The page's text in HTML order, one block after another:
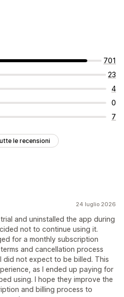
701
23
4
0
7
le recensioni
24 luglio 2026
and uninstalled the app during
not to continue using it.
for a monthly subscription
and cancellation process
did not expect to be billed. This
as I ended up paying for
using. I hope they improve the
and billing process to